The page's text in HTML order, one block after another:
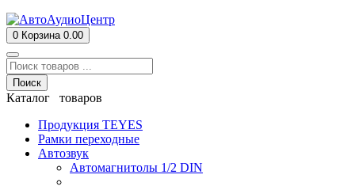
0 Корзина 0.00
Поиск
Каталог товаров
Продукция TEYES
Рамки переходные
Автозвук
Автомагнитолы 1/2 DIN